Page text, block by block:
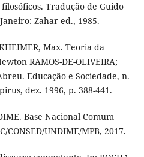
Tradução de Guido
Zahar ed., 1985.
Max. Teoria da
RAMOS-DE-OLIVEIRA;
Educação e Sociedade, n.
dez. 1996, p. 388-441.
Base Nacional Comum
UNDIME/MPB, 2017.